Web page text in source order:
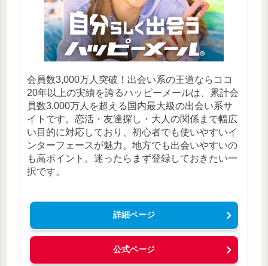
会員数3,000万人突破！出会い系の王道ならココ
20年以上の実績を誇るハッピーメールは、累計会
員数3,000万人を超える国内最大級の出会い系サ
イトです。恋活・友達探し・大人の関係まで幅広
い目的に対応しており、初心者でも使いやすいイ
ンターフェースが魅力。地方でも出会いやすいの
も高ポイント。迷ったらまず登録しておきたい一
択です。
詳細ページ
公式ページ